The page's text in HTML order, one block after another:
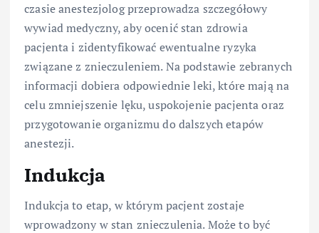
czasie anestezjolog przeprowadza szczegółowy
wywiad medyczny, aby ocenić stan zdrowia
pacjenta i zidentyfikować ewentualne ryzyka
związane z znieczuleniem. Na podstawie zebranych
informacji dobiera odpowiednie leki, które mają na
celu zmniejszenie lęku, uspokojenie pacjenta oraz
przygotowanie organizmu do dalszych etapów
anestezji.
Indukcja
Indukcja to etap, w którym pacjent zostaje
wprowadzony w stan znieczulenia. Może to być